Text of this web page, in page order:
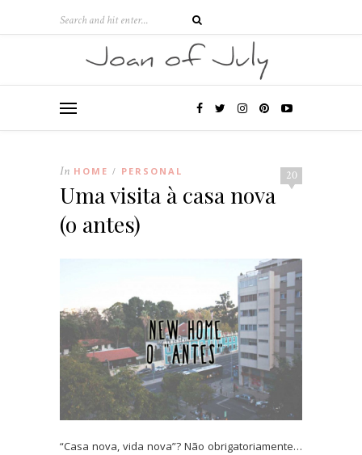
20
In HOME / PERSONAL
Uma visita à casa nova
(o antes)
“Casa nova, vida nova”? Não obrigatoriamente…